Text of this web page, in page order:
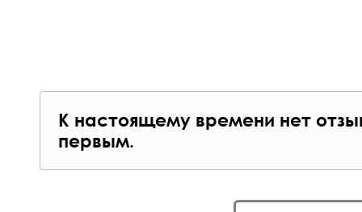
К настоящему времени нет
первым.